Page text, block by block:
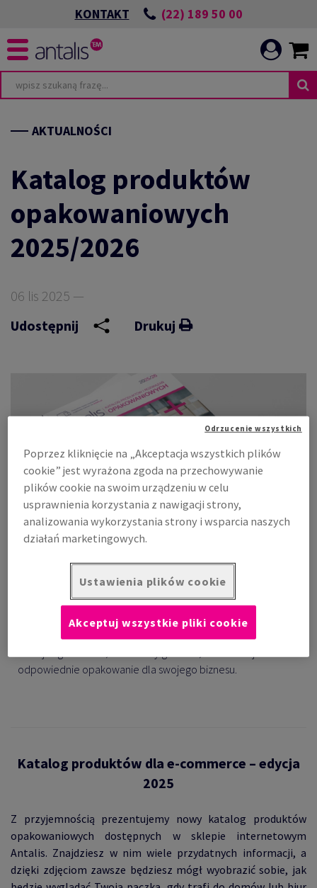
KONTAKT (22) 189 50 00
AKTUALNOŚCI
Katalog produktów
opakowaniowych
2025/2026
06 lis 2025 —
Udostępnij
Drukuj
Nowy katalog produktów opakowaniowych Antalis
2025/2026 jest już dostępny. Znajdziesz w nim kompleksowy
przegląd rozwiązań dla e-commerce i logistyki – od
kartonów i materiałów ochronnych po praktyczne akcesoria
do pakowania. Sprawdź szczegółowe parametry produktów,
odpowiednie opakowanie dla swojego biznesu.
Katalog produktów dla e-commerce – edycja
2025
Z przyjemnością prezentujemy nowy katalog produktów
opakowaniowych dostępnych w sklepie internetowym
Antalis. Znajdziesz w nim wiele przydatnych informacji, a
dzięki zdjęciom zawsze będziesz mógł wyobrazić sobie, jak
Poprzez kliknięcie na „Akceptacja wszystkich plików
cookie” jest wyrażona zgoda na przechowywanie
plików cookie na swoim urządzeniu w celu
usprawnienia korzystania z nawigacji strony,
analizowania wykorzystania strony i wsparcia naszych
działań marketingowych.
Ustawienia plików cookie
Odrzucenie wszystkich
Akceptuj wszystkie pliki cookie